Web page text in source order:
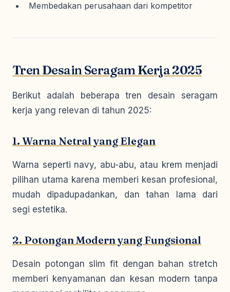
Membedakan perusahaan dari kompetitor
Tren Desain Seragam Kerja 2025
Berikut adalah beberapa tren desain seragam
kerja yang relevan di tahun 2025:
1. Warna Netral yang Elegan
Warna seperti navy, abu-abu, atau krem menjadi
pilihan utama karena memberi kesan profesional,
mudah dipadupadankan, dan tahan lama dari
segi estetika.
2. Potongan Modern yang Fungsional
Desain potongan slim fit dengan bahan stretch
memberi kenyamanan dan kesan modern tanpa